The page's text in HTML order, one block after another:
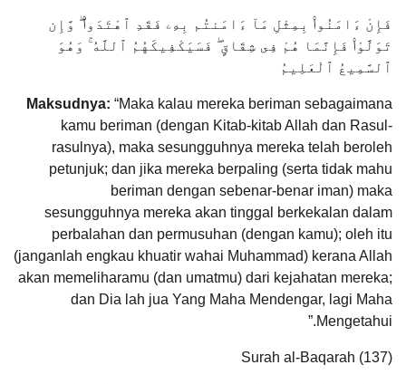
فَإِنْ ءَامَنُوا۟ بِمِثْلِ مَآ ءَامَنتُم بِهِۦ فَقَدِ ٱهْتَدَوا۟ ۖ وَّإِن
تَوَلَّوْا۟ فَإِنَّمَا هُمْ فِى شِقَاقٍ ۖ فَسَيَكْفِيكَهُمُ ٱللَّهُ ۚ وَهُوَ
ٱلسَّمِيعُ ٱلْعَلِيمُ
Maksudnya: “Maka kalau mereka beriman sebagaimana
kamu beriman (dengan Kitab-kitab Allah dan Rasul-
rasulnya), maka sesungguhnya mereka telah beroleh
petunjuk; dan jika mereka berpaling (serta tidak mahu
beriman dengan sebenar-benar iman) maka
sesungguhnya mereka akan tinggal berkekalan dalam
perbalahan dan permusuhan (dengan kamu); oleh itu
(janganlah engkau khuatir wahai Muhammad) kerana Allah
akan memeliharamu (dan umatmu) dari kejahatan mereka;
dan Dia lah jua Yang Maha Mendengar, lagi Maha
Mengetahui.”
Surah al-Baqarah (137)